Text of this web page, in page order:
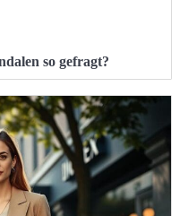
so gefragt?